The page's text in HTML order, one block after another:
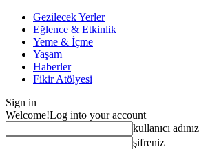
Gezilecek Yerler
Eğlence & Etkinlik
Yeme & İçme
Yaşam
Haberler
Fikir Atölyesi
Sign in
Welcome!Log into your account
kullanıcı adınız
şifreniz